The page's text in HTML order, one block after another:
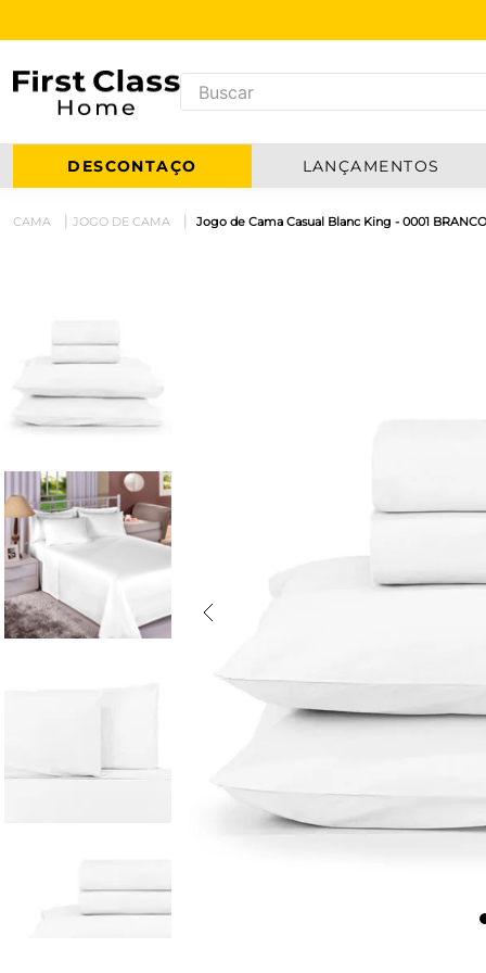
DESCONTAÇO LANÇAMENTOS
CAMA JOGO DE CAMA Jogo de Cama Casual Blanc King - 0001 BRANCO